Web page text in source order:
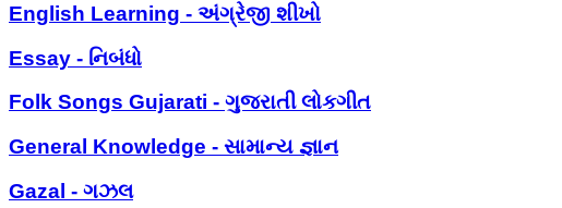
English Learning - અંગ્રેજી શીખો
Essay - નિબંધો
Folk Songs Gujarati - ગુજરાતી લોકગીત
General Knowledge - સામાન્ય જ્ઞાન
Gazal - ગઝલ